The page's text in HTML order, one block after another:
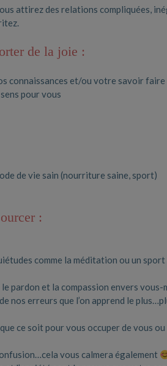
attirez des relations compliquées,
de la joie :
connaissances et/ou votre savoir faire
pour vous
de vie sain (nourriture saine, sport)
:
comme la méditation ou un
et la compassion envers vous-
nos erreurs que l’on apprend le
ce soit pour vous occuper de vous
vous calmera également